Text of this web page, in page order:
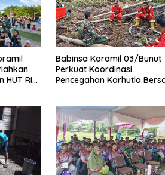
HUT RI
Babinsa Koramil 03/Bunut
Perkuat Koordinasi
Pencegahan Karhutla